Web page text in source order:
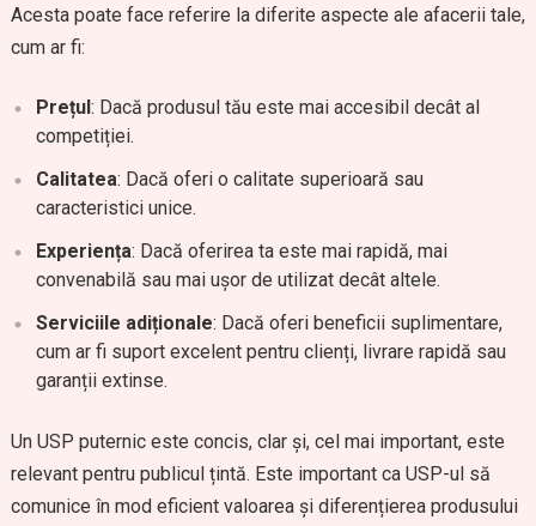
Acesta poate face referire la diferite aspecte ale afacerii tale,
cum ar fi:
Prețul: Dacă produsul tău este mai accesibil decât al
competiției.
Calitatea: Dacă oferi o calitate superioară sau
caracteristici unice.
Experiența: Dacă oferirea ta este mai rapidă, mai
convenabilă sau mai ușor de utilizat decât altele.
Serviciile adiționale: Dacă oferi beneficii suplimentare,
cum ar fi suport excelent pentru clienți, livrare rapidă sau
garanții extinse.
Un USP puternic este concis, clar și, cel mai important, este
relevant pentru publicul țintă. Este important ca USP-ul să
comunice în mod eficient valoarea și diferențierea produsului